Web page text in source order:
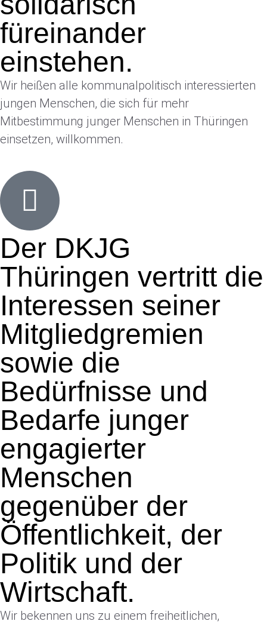
füreinander
einstehen.
Wir heißen alle kommunalpolitisch interessierten
jungen Menschen, die sich für mehr
Mitbestimmung junger Menschen in Thüringen
einsetzen, willkommen.
Der DKJG
Thüringen vertritt die
Interessen seiner
Mitgliedgremien
sowie die
Bedürfnisse und
Bedarfe junger
engagierter
Menschen
gegenüber der
Öffentlichkeit, der
Politik und der
Wirtschaft.
Wir bekennen uns zu einem freiheitlichen,